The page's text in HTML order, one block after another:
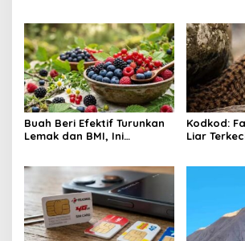
Buah Beri Efektif Turunkan
Lemak dan BMI, Ini
Kodkod:
Liar